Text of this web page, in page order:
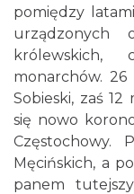
pomiędzy
urządzonych
królewskich,
monarchów.
Sobieski, zaś
się nowo
Częstochowy.
Męcińskich, a
panem